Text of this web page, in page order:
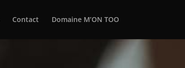
Contact Domaine M’ON TOO